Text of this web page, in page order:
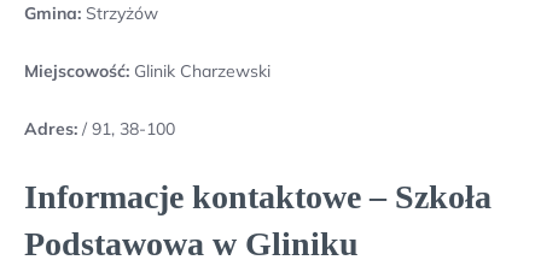
Gmina: Strzyżów
Miejscowość: Glinik Charzewski
Adres: / 91, 38-100
Informacje kontaktowe – Szkoła
Podstawowa w Gliniku